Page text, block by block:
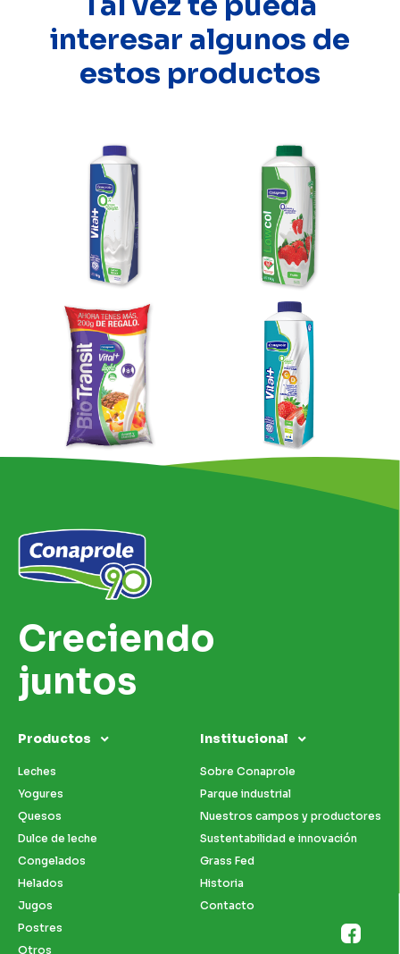
interesar algunos de
estos productos
Creciendo
juntos
Productos
Leches
Yogures
Quesos
Dulce de leche
Congelados
Helados
Jugos
Postres
Otros
Institucional
Sobre Conaprole
Parque industrial
Nuestros campos y productores
Sustentabilidad e innovación
Grass Fed
Historia
Contacto